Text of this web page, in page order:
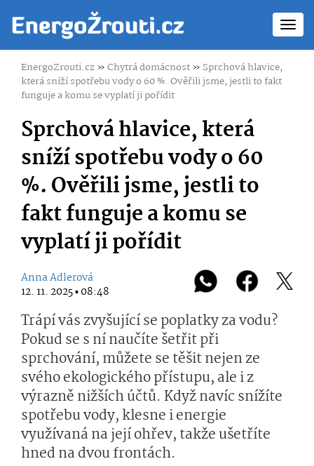
EnergoZrouti.cz»Chytrá domácnost» Sprchová hlavice,
která sníží spotřebu vody o 60 %. Ověřili jsme, jestli to fakt
funguje a komu se vyplatí ji pořídit
Sprchová hlavice, která
sníží spotřebu vody o 60
%. Ověřili jsme, jestli to
fakt funguje a komu se
vyplatí ji pořídit
Anna Adlerová
12. 11. 2025 ▪ 08:48
Trápí vás zvyšující se poplatky za vodu?
Pokud se s ní naučíte šetřit při
sprchování, můžete se těšit nejen ze
svého ekologického přístupu, ale i z
výrazně nižších účtů. Když navíc snížíte
spotřebu vody, klesne i energie
využívaná na její ohřev, takže ušetříte
hned na dvou frontách.